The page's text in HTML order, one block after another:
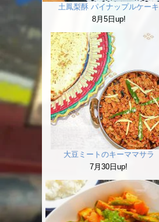
土鳳梨酥 パイナップルケーキ
8月5日up!
大豆ミートのキーママサラ
7月30日up!